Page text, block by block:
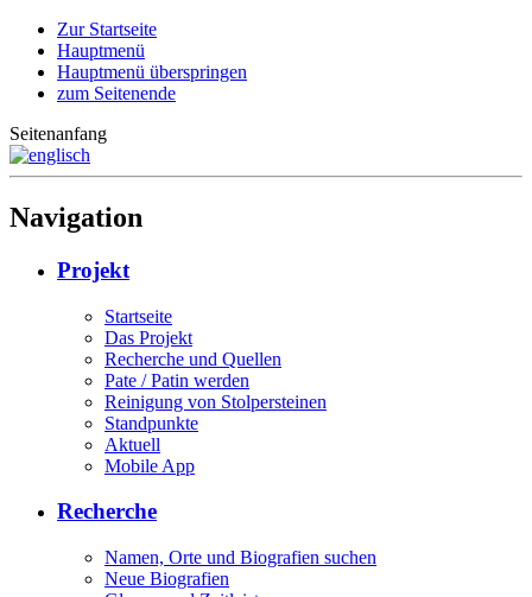
Zur Startseite
Hauptmenü
Hauptmenü überspringen
zum Seitenende
Seitenanfang
Navigation
Projekt
Startseite
Das Projekt
Recherche und Quellen
Pate / Patin werden
Reinigung von Stolpersteinen
Standpunkte
Aktuell
Mobile App
Recherche
Namen, Orte und Biografien suchen
Neue Biografien